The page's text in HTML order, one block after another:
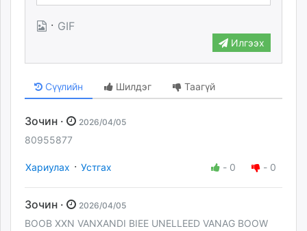
· GIF
Илгээх
Сүүлийн Шилдэг Таагүй
Зочин · 2026/04/05
80955877
Хариулах · Устгах - 0 - 0
Зочин · 2026/04/05
BOOB XXN VANXANDI BIEE UNELLEED VANAG BOOW